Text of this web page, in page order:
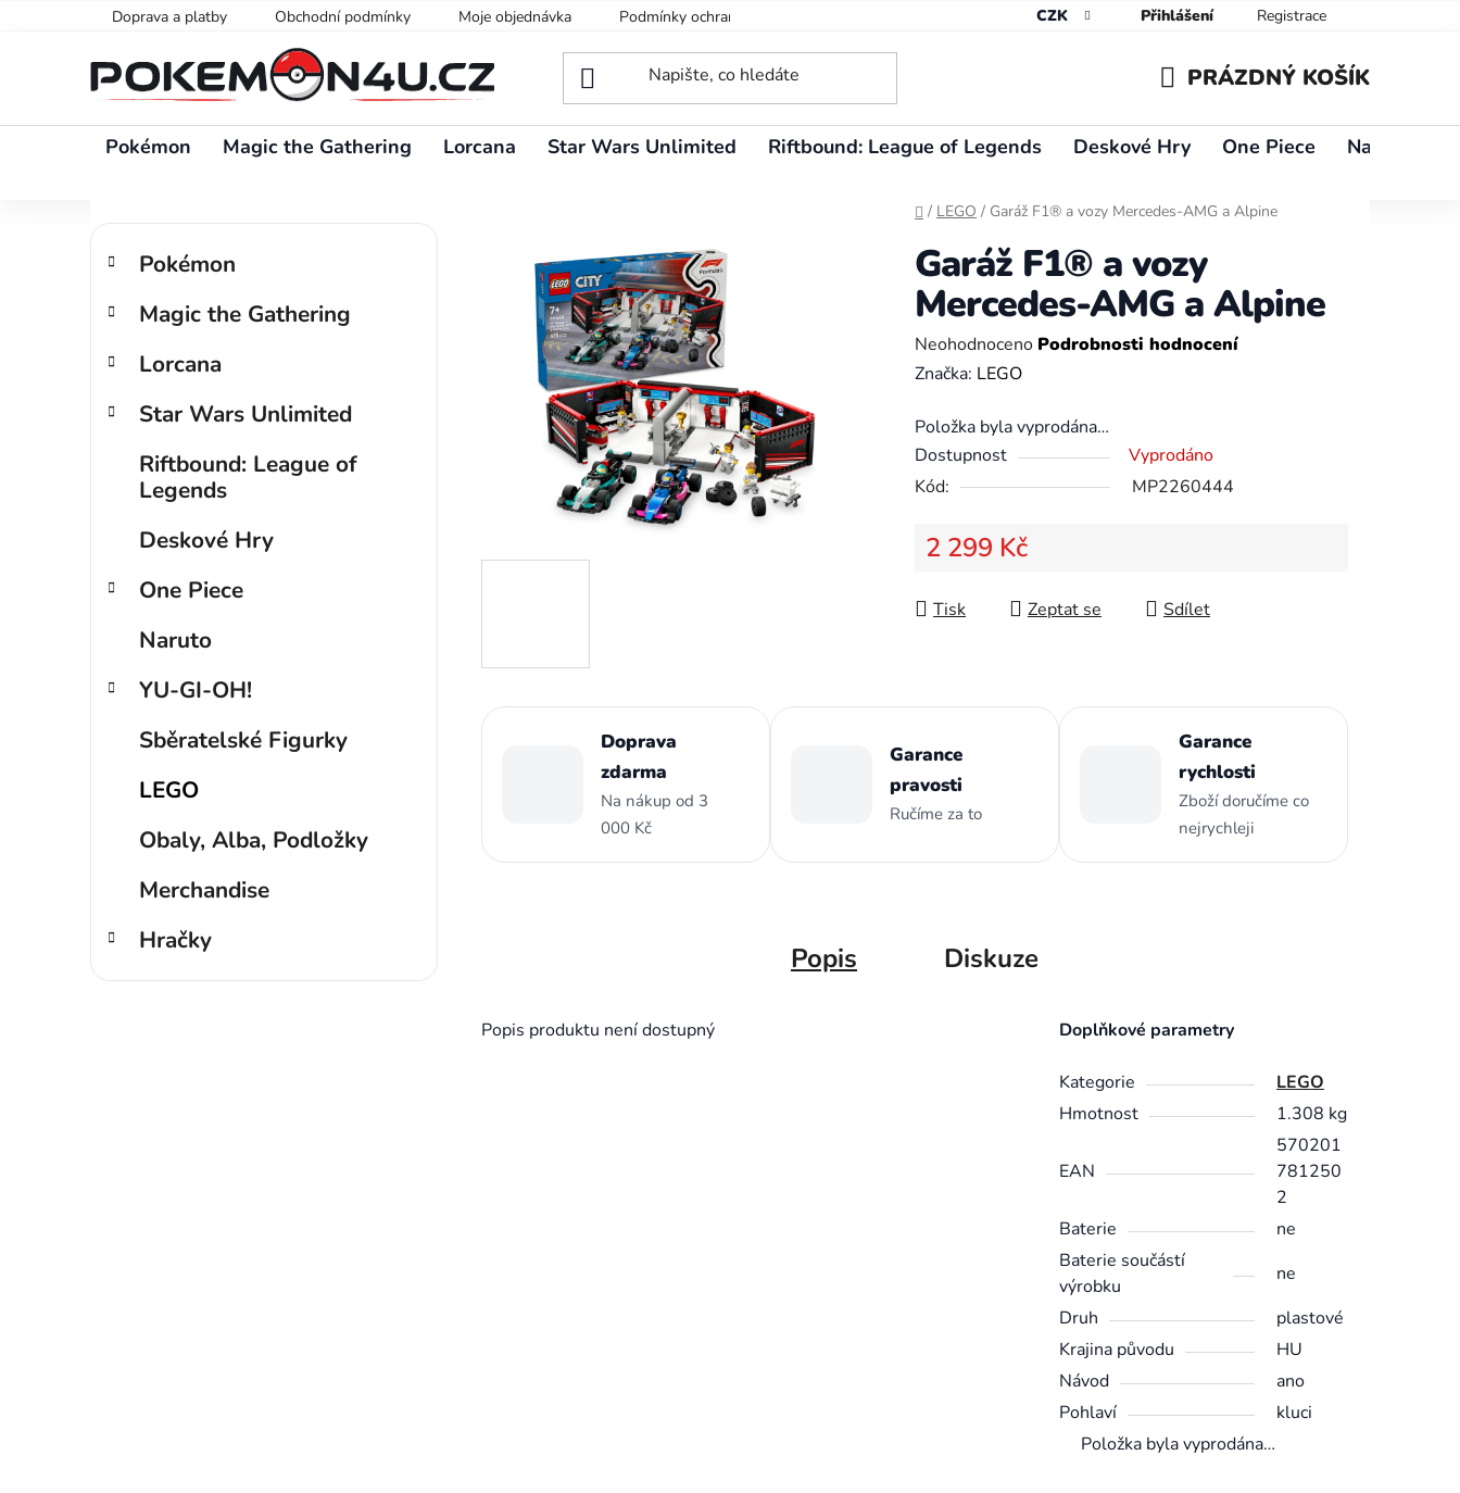
Doprava a platby Obchodní podmínky Moje objednávka Podmínky ochrany osobních údajů CZK Přihlášení Registrace
KOŠÍK
PRÁZDNÝ KOŠÍK
Pokémon Magic the Gathering Lorcana Star Wars Unlimited Riftbound: League of Legends Deskové Hry One Piece Naruto
Domů
/ LEGO / Garáž F1® a vozy Mercedes-AMG a Alpine
P Přeskočit
kategorie
K
a
e
o
i
Pokémon
Magic the Gathering
Lorcana
Star Wars Unlimited
Riftbound: League of
Legends
Deskové Hry
One Piece
Naruto
YU-GI-OH!
Sběratelské Figurky
LEGO
Obaly, Alba, Podložky
Merchandise
Hračky
Garáž F1® a vozy
Mercedes-AMG a Alpine
Průměrné
hodnocení
je
0,0
z
hvězdiček.
Neohodnoceno Podrobnosti hodnocení
Značka: LEGO
Položka byla vyprodána…
Dostupnost
Vyprodáno
Kód:
MP2260444
2 299 Kč
Tisk
Zeptat se Sdílet
Doprava
zdarma
Na nákup od 3
000 Kč
Garance
pravosti
Ručíme za to
Garance
rychlosti
Zboží doručíme co
nejrychleji
Popis Diskuze
Popis produktu není dostupný Doplňkové parametry
Kategorie
LEGO
Hmotnost
1.308 kg
EAN
570201
781250
2
Baterie
ne
Baterie součástí
výrobku
ne
Druh
plastové
Krajina původu
HU
Návod
ano
Pohlaví
kluci
Položka byla vyprodána…